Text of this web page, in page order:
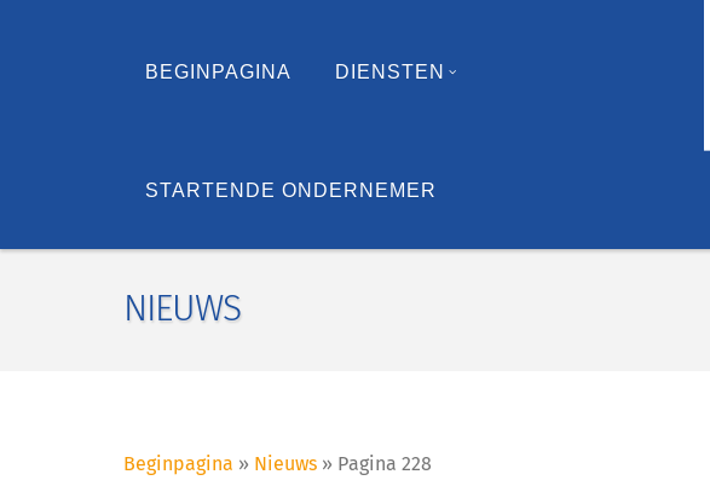
BEGINPAGINA DIENSTEN
STARTENDE ONDERNEMER
NIEUWS
Beginpagina » Nieuws » Pagina 228